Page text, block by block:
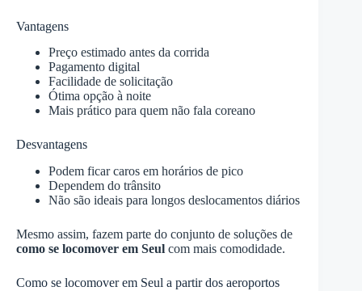
Vantagens
Preço estimado antes da corrida
Pagamento digital
Facilidade de solicitação
Ótima opção à noite
Mais prático para quem não fala coreano
Desvantagens
Podem ficar caros em horários de pico
Dependem do trânsito
Não são ideais para longos deslocamentos diários
Mesmo assim, fazem parte do conjunto de soluções de
como se locomover em Seul com mais comodidade.
Como se locomover em Seul a partir dos aeroportos